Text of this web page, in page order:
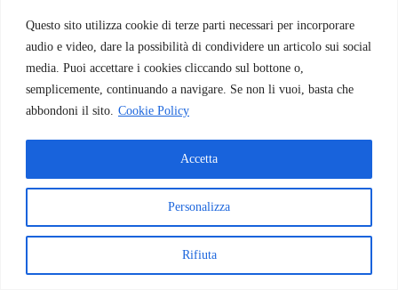
Questo sito utilizza cookie di terze parti necessari per incorporare
audio e video, dare la possibilità di condividere un articolo sui social
media. Puoi accettare i cookies cliccando sul bottone o,
semplicemente, continuando a navigare. Se non li vuoi, basta che
abbondoni il sito. Cookie Policy
Personalizza
Rifiuta
Accetta